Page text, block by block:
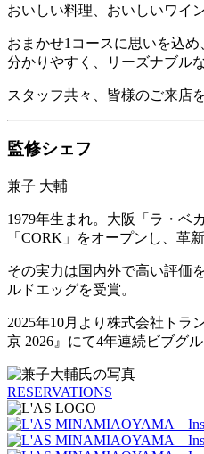
おいしい料理、おいしいワイ
おまかせ1コースに思いを込め
分かりやすく、リーズナブル
スタッフ共々、皆様のご来店
監修シェフ
兼子 大輔
1979年生まれ。大阪「ラ・ベ
「CORK」をオープンし、革
その実力は国内外で高い評価
ルドエッグを受賞。
2025年10月より株式会社トラ
京 2026』にて4年連続ビブグル
RESERVATIONS